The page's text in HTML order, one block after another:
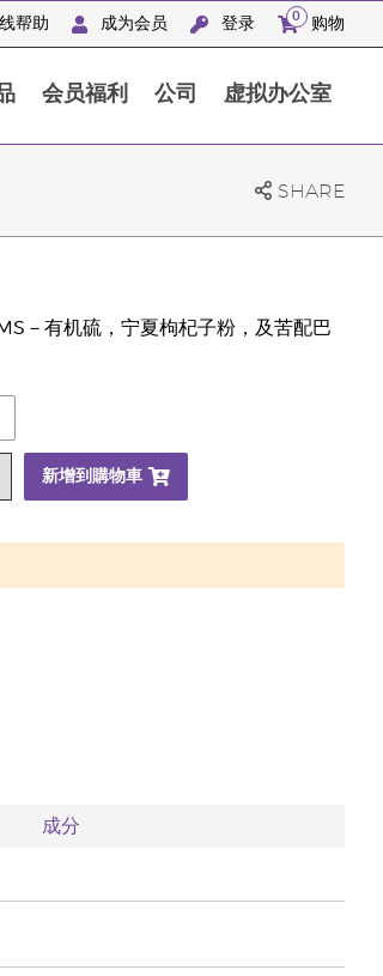
帮助 成为会员 登录 0 购物
会员福利 公司 虚拟办公室
SHARE
－有机硫，宁夏枸杞子粉，及苦配巴
新增到購物車
成分